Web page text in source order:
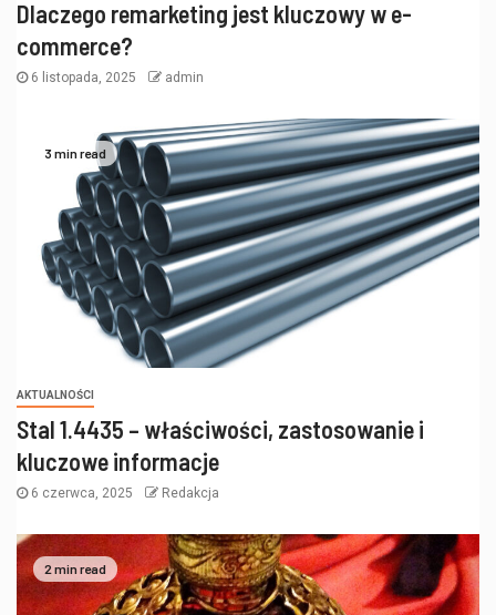
Dlaczego remarketing jest kluczowy w e-
commerce?
6 listopada, 2025 admin
3 min read
AKTUALNOŚCI
Stal 1.4435 – właściwości, zastosowanie i
kluczowe informacje
6 czerwca, 2025 Redakcja
2 min read